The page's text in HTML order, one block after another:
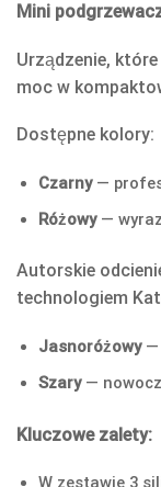
Mini
Urządzenie,
moc w
Dostępne kolory:
Czarny —
Różowy—
Autorskie
technologiem
Jasnoróżowy—
Szary—
Kluczowe zalety:
W zestawie 3